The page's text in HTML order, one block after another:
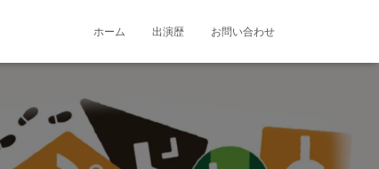
ホーム 出演歴 お問い合わせ